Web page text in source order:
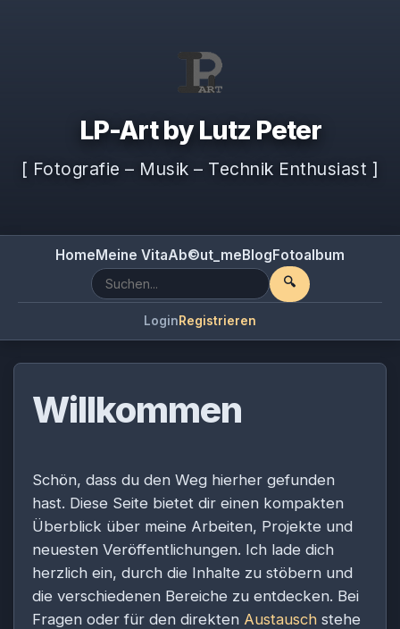
LP-Art by Lutz Peter
[ Fotografie – Musik – Technik Enthusiast ]
HomeMeine VitaAb©ut_meBlogFotoalbum
🔍
LoginRegistrieren
Willkommen
Schön, dass du den Weg hierher gefunden
hast. Diese Seite bietet dir einen kompakten
Überblick über meine Arbeiten, Projekte und
neuesten Veröffentlichungen. Ich lade dich
herzlich ein, durch die Inhalte zu stöbern und
die verschiedenen Bereiche zu entdecken. Bei
Fragen oder für den direkten Austausch stehe